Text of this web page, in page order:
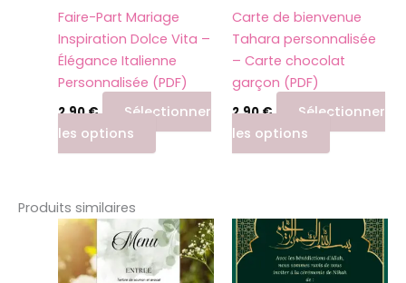
Faire-Part Mariage
Inspiration Dolce Vita –
Élégance Italienne
Personnalisée (PDF)
2,90€
Sélectionner
les options
être
choisies
sur
la
page
du
produit
Carte de bienvenue
Tahara personnalisée
– Carte chocolat
garçon (PDF)
2,90€
Sélectionner
les options
être
choisies
sur
la
page
du
produit
Produits similaires
Ce
produit
a